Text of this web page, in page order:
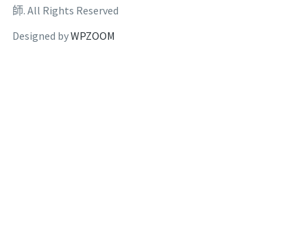
師. All Rights Reserved
Designed byWPZOOM